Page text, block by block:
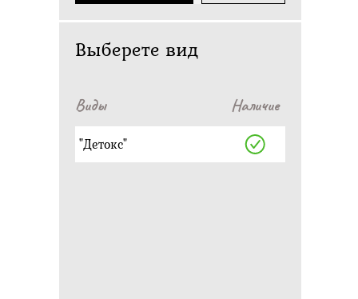
Выберете вид
Виды Наличие
"Детокс"